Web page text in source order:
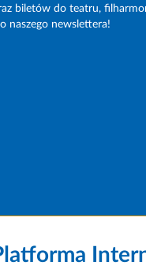
biletów do teatru,
naszego newslettera!